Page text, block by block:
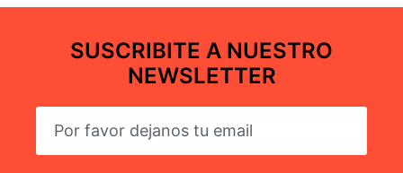
SUSCRIBITE A NUESTRO
NEWSLETTER